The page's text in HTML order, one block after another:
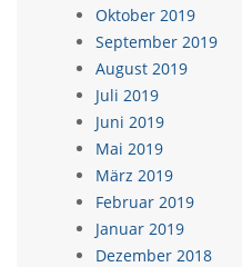
Oktober 2019
September 2019
August 2019
Juli 2019
Juni 2019
Mai 2019
März 2019
Februar 2019
Januar 2019
Dezember 2018